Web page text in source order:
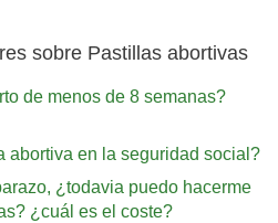
sobre Pastillas abortivas
de menos de 8 semanas?
abortiva en la seguridad social?
¿todavia puedo hacerme
¿cuál es el coste?